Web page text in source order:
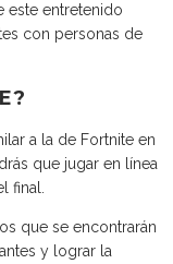
este entretenido
con personas de
a la de Fortnite en
que jugar en línea
final.
que se encontrarán
y lograr la